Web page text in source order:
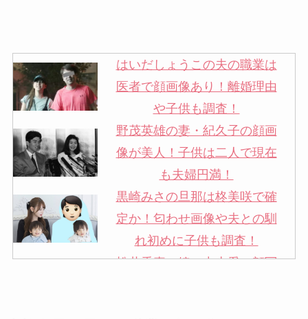
はいだしょうこの夫の職業は
医者で顔画像あり！離婚理由
や子供も調査！
野茂英雄の妻・紀久子の顔画
像が美人！子供は二人で現在
も夫婦円満！
黒崎みさの旦那は柊美咲で確
定か！匂わせ画像や夫との馴
れ初めに子供も調査！
松井秀喜の嫁・中山愛の顔写